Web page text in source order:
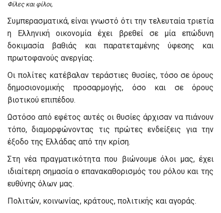
Φίλες και φίλοι,
Συμπερασματικά, είναι γνωστό ότι την τελευταία τριετία
η Ελληνική οικονομία έχει βρεθεί σε μία επώδυνη
δοκιμασία βαθιάς και παρατεταμένης ύφεσης και
πρωτοφανούς ανεργίας.
Οι πολίτες κατέβαλαν τεράστιες θυσίες, τόσο σε όρους
δημοσιονομικής προσαρμογής, όσο και σε όρους
βιοτικού επιπέδου.
Ωστόσο από εφέτος αυτές οι θυσίες άρχισαν να πιάνουν
τόπο, διαμορφώνοντας τις πρώτες ενδείξεις για την
έξοδο της Ελλάδας από την κρίση.
Στη νέα πραγματικότητα που βιώνουμε όλοι μας, έχει
ιδιαίτερη σημασία ο επανακαθορισμός του ρόλου και της
ευθύνης όλων μας.
Πολιτών, κοινωνίας, κράτους, πολιτικής και αγοράς.